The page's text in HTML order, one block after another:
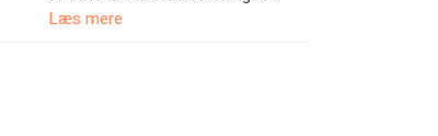
Læs mere